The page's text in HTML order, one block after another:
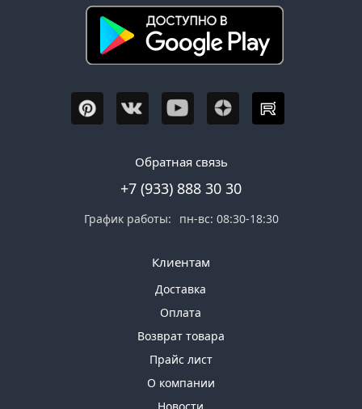
Обратная связь
+7 (933) 888 30 30
График работы: пн-вс: 08:30-18:30
Клиентам
Доставка
Оплата
Возврат товара
Прайс лист
О компании
Новости